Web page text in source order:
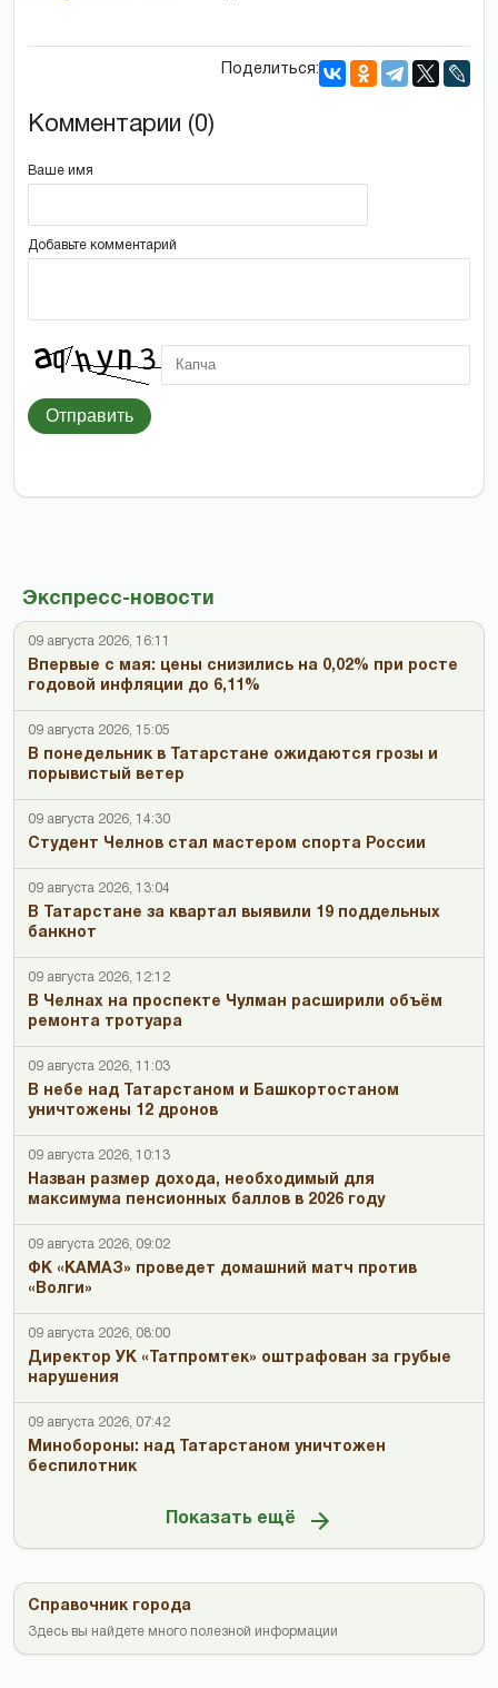
Экспресс-новости
09 августа 2026, 16:11
Впервые с мая: цены снизились на 0,02% при росте
годовой инфляции до 6,11%
09 августа 2026, 15:05
В понедельник в Татарстане ожидаются грозы и
порывистый ветер
09 августа 2026, 14:30
Студент Челнов стал мастером спорта России
09 августа 2026, 13:04
В Татарстане за квартал выявили 19 поддельных
банкнот
09 августа 2026, 12:12
В Челнах на проспекте Чулман расширили объём
ремонта тротуара
09 августа 2026, 11:03
В небе над Татарстаном и Башкортостаном
уничтожены 12 дронов
09 августа 2026, 10:13
Назван размер дохода, необходимый для
максимума пенсионных баллов в 2026 году
09 августа 2026, 09:02
ФК «КАМАЗ» проведет домашний матч против
«Волги»
09 августа 2026, 08:00
Директор УК «Татпромтек» оштрафован за грубые
нарушения
09 августа 2026, 07:42
Минобороны: над Татарстаном уничтожен
беспилотник
Показать ещё
Справочник города
Здесь вы найдете много полезной информации
Поделиться:
Комментарии (0)
Ваше имя
Добавьте комментарий
Отправить